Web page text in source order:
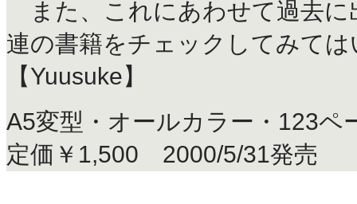
また、これにあわせて過去に
連の書籍をチェックしてみて
【Yuusuke】
A5変型・オールカラー・123ペ
定価￥1,500 2000/5/31発売